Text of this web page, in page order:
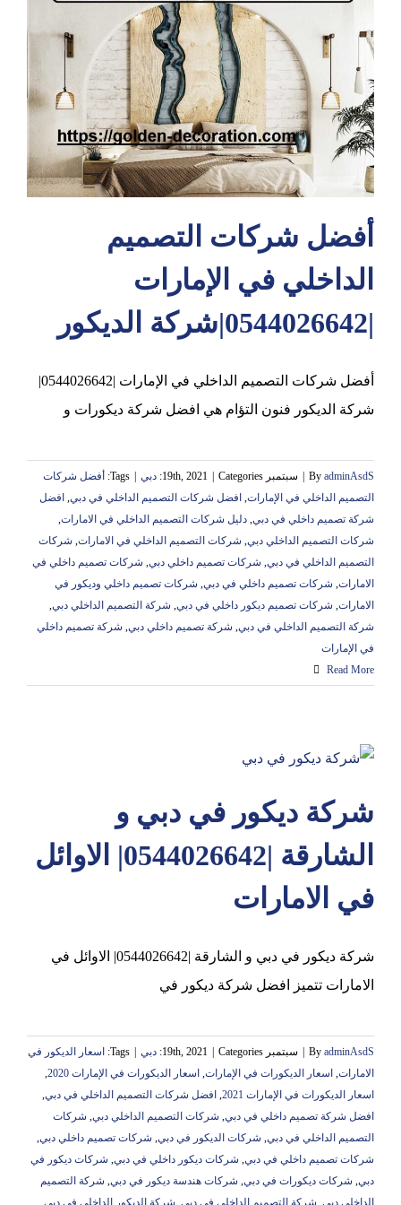
أفضل شركات التصميم
الداخلي في الإمارات
|0544026642|شركة الديكور
أفضل شركات التصميم الداخلي في الإمارات |0544026642|
شركة الديكور فنون التؤام هي افضل شركة ديكورات و
By adminAsdS سبتمبر 19th, 2021 Categories: دبي Tags:
أفضل شركات
التصميم الداخلي في الإمارات, افضل شركات التصميم الداخلي في دبي, افضل
شركة تصميم داخلي في دبي, دليل شركات التصميم الداخلي في الامارات,
شركات التصميم الداخلي دبي, شركات التصميم الداخلي في الامارات, شركات
التصميم الداخلي في دبي, شركات تصميم داخلي دبي, شركات تصميم داخلي في
الامارات, شركات تصميم داخلي في دبي, شركات تصميم داخلي وديكور في
الامارات, شركات تصميم ديكور داخلي في دبي, شركة التصميم الداخلي دبي,
شركة التصميم الداخلي في دبي, شركة تصميم داخلي دبي, شركة تصميم داخلي
في الإمارات
Read More
شركة ديكور في دبي و
الشارقة |0544026642| الاوائل
في الامارات
شركة ديكور في دبي و الشارقة |0544026642| الاوائل في
الامارات تتميز افضل شركة ديكور في
By adminAsdS سبتمبر 19th, 2021 Categories: دبي Tags:
اسعار الديكور في
الامارات, اسعار الديكورات في الإمارات, اسعار الديكورات في الإمارات 2020
,
اسعار الديكورات في الإمارات 2021
, افضل شركات التصميم الداخلي في دبي,
افضل شركة تصميم داخلي في دبي, شركات التصميم الداخلي دبي, شركات
التصميم الداخلي في دبي, شركات الديكور في دبي, شركات تصميم داخلي دبي,
شركات تصميم داخلي في دبي, شركات ديكور داخلي في دبي, شركات ديكور في
دبي, شركات ديكورات في دبي, شركات هندسة ديكور في دبي, شركة التصميم